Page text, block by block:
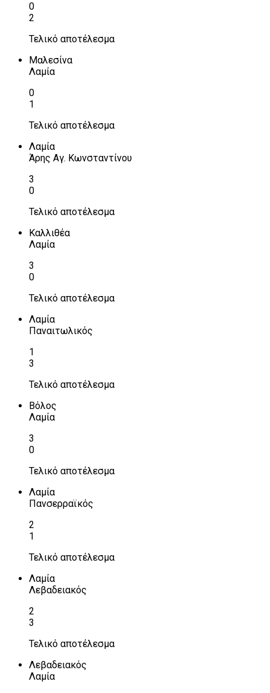
0
2
Τελικό αποτέλεσμα
Μαλεσίνα
Λαμία
0
1
Τελικό αποτέλεσμα
Λαμία
Άρης Αγ. Κωνσταντίνου
3
0
Τελικό αποτέλεσμα
Καλλιθέα
Λαμία
3
0
Τελικό αποτέλεσμα
Λαμία
Παναιτωλικός
1
3
Τελικό αποτέλεσμα
Βόλος
Λαμία
3
0
Τελικό αποτέλεσμα
Λαμία
Πανσερραϊκός
2
1
Τελικό αποτέλεσμα
Λαμία
Λεβαδειακός
2
3
Τελικό αποτέλεσμα
Λεβαδειακός
Λαμία